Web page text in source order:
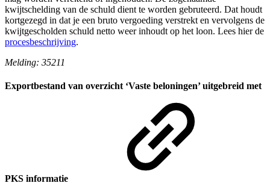
kwijtschelding van de schuld dient te worden gebruteerd. Dat houdt
kortgezegd in dat je een bruto vergoeding verstrekt en vervolgens de
kwijtgescholden schuld netto weer inhoudt op het loon. Lees hier de
procesbeschrijving.
Melding: 35211
Exportbestand van overzicht ‘Vaste beloningen’ uitgebreid met
PKS informatie